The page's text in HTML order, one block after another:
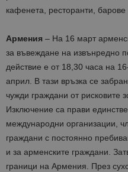
кафенета, ресторанти, барове
Армения – На 16 март
за въвеждане на извънредно
действие е от 18,30 часа на
април. В тази връзка се
чужди граждани от рисковите
Изключение са прави
международни организации,
граждани с постоянно
и за арменските граждани.
граници на Армения. През